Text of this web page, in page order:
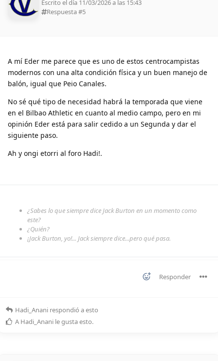
Escrito el día 11/03/2026 a las 15:43
Respuesta #5
A mí Eder me parece que es uno de estos centrocampistas
modernos con una alta condición física y un buen manejo de
balón, igual que Peio Canales.
No sé qué tipo de necesidad habrá la temporada que viene
en el Bilbao Athletic en cuanto al medio campo, pero en mi
opinión Eder está para salir cedido a un Segunda y dar el
siguiente paso.
Ah y ongi etorri al foro Hadi!.
¿Sabes lo que siempre dice Jack Burton en un momento como
este?
¿Quién?
¡Jack Burton, yo!... Jack siempre dice...pero qué pasa.
Responder
Hadi_Anani respondió a esto
A Hadi_Anani le gusta esto.